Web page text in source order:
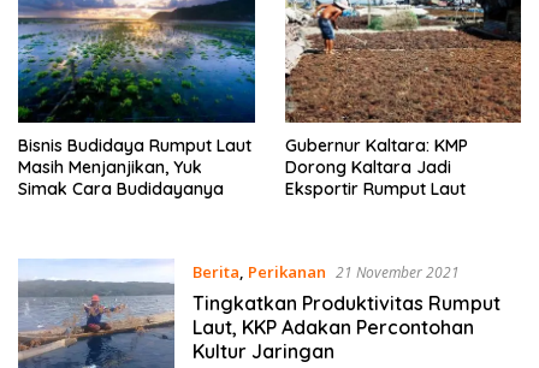
Bisnis Budidaya Rumput Laut
Masih Menjanjikan, Yuk
Simak Cara Budidayanya
Gubernur Kaltara: KMP
Dorong Kaltara Jadi
Eksportir Rumput Laut
Berita, Perikanan 21 November 2021
Tingkatkan Produktivitas Rumput
Laut, KKP Adakan Percontohan
Kultur Jaringan